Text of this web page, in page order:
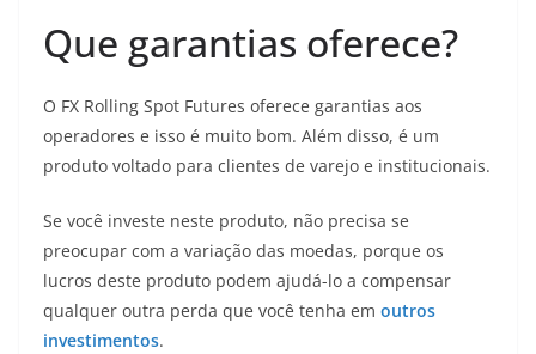
Que garantias oferece?
O FX Rolling Spot Futures oferece garantias aos
operadores e isso é muito bom. Além disso, é um
produto voltado para clientes de varejo e institucionais.
Se você investe neste produto, não precisa se
preocupar com a variação das moedas, porque os
lucros deste produto podem ajudá-lo a compensar
qualquer outra perda que você tenha em outros
investimentos.